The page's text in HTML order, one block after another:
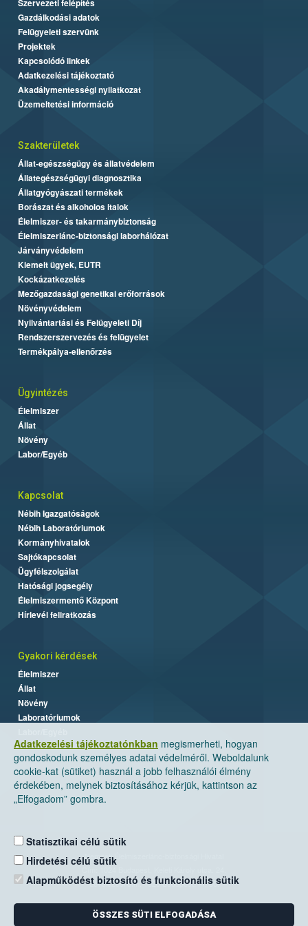
Adatkezelési tájékoztatónkban megismerheti, hogyan
gondoskodunk személyes adatai védelméről. Weboldalunk
cookie-kat (sütiket) használ a jobb felhasználói élmény
érdekében, melynek biztosításához kérjük, kattintson az
„Elfogadom” gombra.
Statisztikai célú sütik
Hirdetési célú sütik
Alapműködést biztosító és funkcionális sütik
ÖSSZES SÜTI ELFOGADÁSA
Szervezeti felépítés
Gazdálkodási adatok
Felügyeleti szervünk
Projektek
Kapcsolódó linkek
Adatkezelési tájékoztató
Akadálymentességi nyilatkozat
Üzemeltetési információ
Szakterületek
Állat-egészségügy és állatvédelem
Állategészségügyi diagnosztika
Állatgyógyászati termékek
Borászat és alkoholos italok
Élelmiszer- és takarmánybiztonság
Élelmiszerlánc-biztonsági laborhálózat
Járványvédelem
Kiemelt ügyek, EUTR
Kockázatkezelés
Mezőgazdasági genetikai erőforrások
Növényvédelem
Nyilvántartási és Felügyeleti Díj
Rendszerszervezés és felügyelet
Termékpálya-ellenőrzés
Ügyintézés
Élelmiszer
Állat
Növény
Labor/Egyéb
Kapcsolat
Nébih Igazgatóságok
Nébih Laboratóriumok
Kormányhivatalok
Sajtókapcsolat
Ügyfélszolgálat
Hatósági jogsegély
Élelmiszermentő Központ
Hírlevél feliratkozás
Gyakori kérdések
Élelmiszer
Állat
Növény
Laboratóriumok
Nemzeti Élelmiszerlánc-biztonsági Hivatal
Levelezési cím: 1525 Budapest. Pf. 30.
E-mail:ugyfelszolgalat@nebih.gov.hu